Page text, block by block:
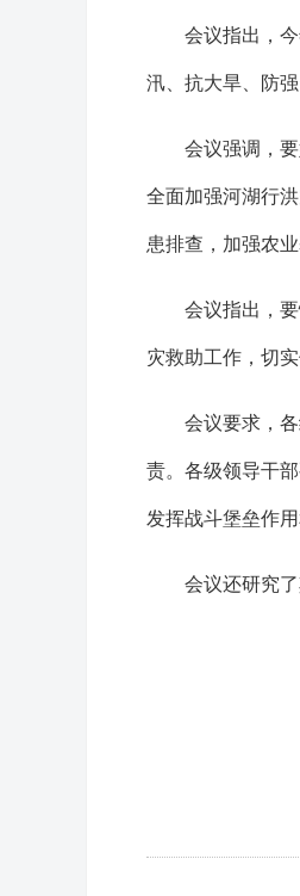
会议指出，
汛、抗大旱、防
会议强调，
全面加强河湖行
患排查，加强农
会议指出，
灾救助工作，切
会议要求，
责。各级领导干
发挥战斗堡垒作
会议还研究了